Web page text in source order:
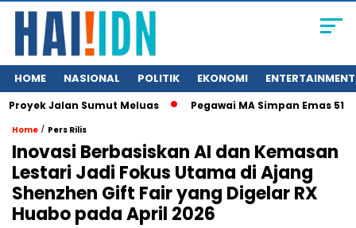
HOME NASIONAL POLITIK EKONOMI ENTERTAINMENT
Jalan Sumut Meluas Pegawai MA Simpan Emas 51 Kg:
Home / Pers Rilis
Inovasi Berbasiskan AI dan Kemasan
Lestari Jadi Fokus Utama di Ajang
Shenzhen Gift Fair yang Digelar RX
Huabo pada April 2026